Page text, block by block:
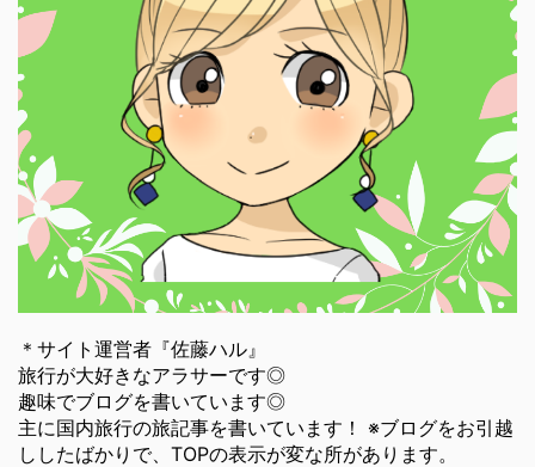
＊サイト運営者『佐藤ハル』
旅行が大好きなアラサーです◎
趣味でブログを書いています◎
主に国内旅行の旅記事を書いています！ ※ブログをお引越
ししたばかりで、TOPの表示が変な所があります。